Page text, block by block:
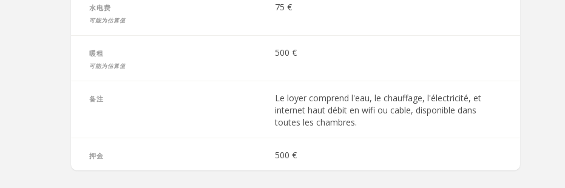
水电费
可能为估算值
75 €
暖租
可能为估算值
500 €
备注
Le loyer comprend l'eau, le chauffage, l'électricité, et
internet haut débit en wifi ou cable, disponible dans
toutes les chambres.
押金 500 €